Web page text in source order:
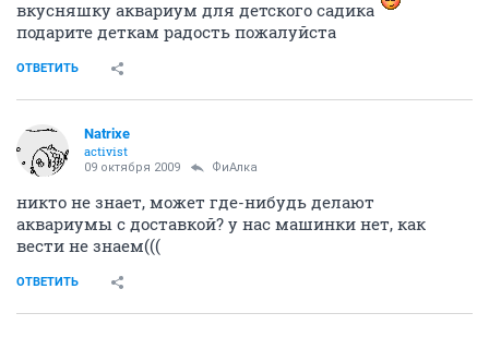
вкусняшку аквариум для детского садика
подарите деткам радость пожалуйста
ОТВЕТИТЬ
Natrixe
activist
09 октября 2009 ФиАлка
никто не знает, может где-нибудь делают
аквариумы с доставкой? у нас машинки нет, как
вести не знаем(((
ОТВЕТИТЬ